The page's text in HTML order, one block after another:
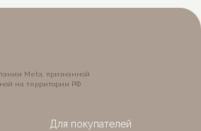
Для покупателей
Meta, признанной
на территории РФ